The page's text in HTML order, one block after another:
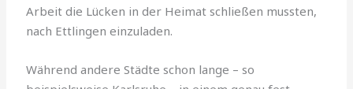
Arbeit die Lücken in der Heimat schlie­ßen mussten,
nach Ettlingen einzuladen.
Während andere Städte schon lange – so